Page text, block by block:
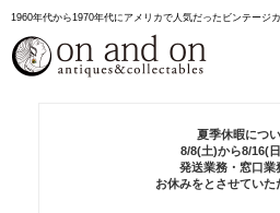
1960年代から1970年代にアメリカで人気だったビンテージ
夏季休暇につ
8/8(土)から8/16(
発送業務・窓口業
お休みをとさせていた